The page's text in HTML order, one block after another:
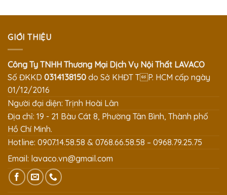
GIỚI THIỆU
Công Ty TNHH Thương Mại Dịch Vụ Nội Thất LAVACO
Số ĐKKD 0314138150 do Sở KHĐT TP. HCM cấp ngày
01/12/2016
Người đại diện: Trịnh Hoài Lân
Địa chỉ: 19 - 21 Bàu Cát 8, Phường Tân Bình, Thành phố
Hồ Chí Minh.
Hotline: 0907.14.58.58 & 0768.66.58.58 – 0968.79.25.75
Email: lavaco.vn@gmail.com